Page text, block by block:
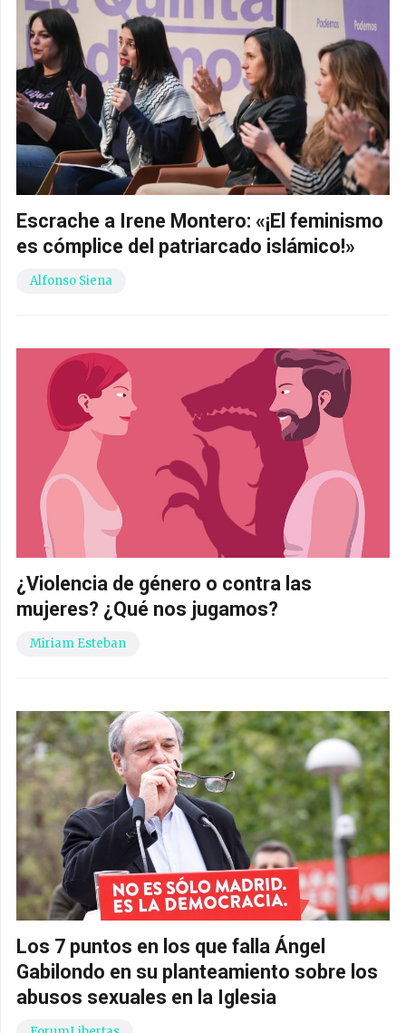
Escrache a Irene Montero: «¡El feminismo
es cómplice del patriarcado islámico!»
Alfonso Siena
¿Violencia de género o contra las
mujeres? ¿Qué nos jugamos?
Miriam Esteban
Los 7 puntos en los que falla Ángel
Gabilondo en su planteamiento sobre los
abusos sexuales en la Iglesia